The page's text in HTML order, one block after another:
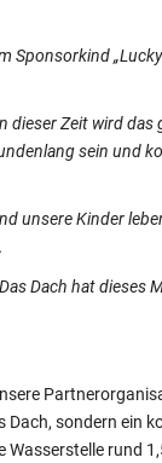
Sponsorkind„
dieser Zeit wird das
sein und
unsere Kinder
Dach hat dieses
sondern ein
rund